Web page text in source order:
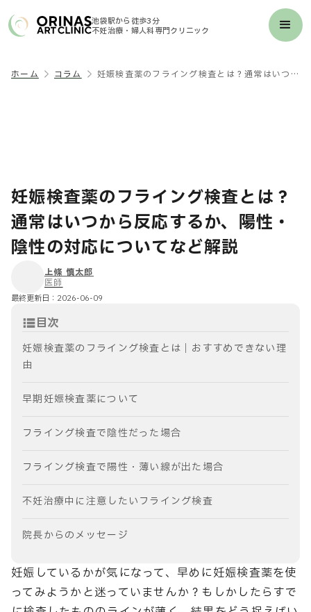
池袋駅から徒歩3分
不妊治療・婦人科専門クリニック
ホーム コラム 妊娠検査薬のフライング検査とは？通常はいつから反応するか、陽性・陰性の対応についてなど解説
妊娠検査薬のフライング検査とは？
通常はいつから反応するか、陽性・
陰性の対応についてなど解説
上條 慎太郎
医師
最終更新日： 2026-06-09
目次
妊娠検査薬のフライング検査とは｜おすすめできない理
由
早期妊娠検査薬について
フライング検査で陰性だった場合
フライング検査で陽性・薄い線が出た場合
不妊治療中に注意したいフライング検査
院長からのメッセージ
妊娠しているかが気になって、早めに妊娠検査薬を使
ってみようかと迷っていませんか？もしかしたらすで